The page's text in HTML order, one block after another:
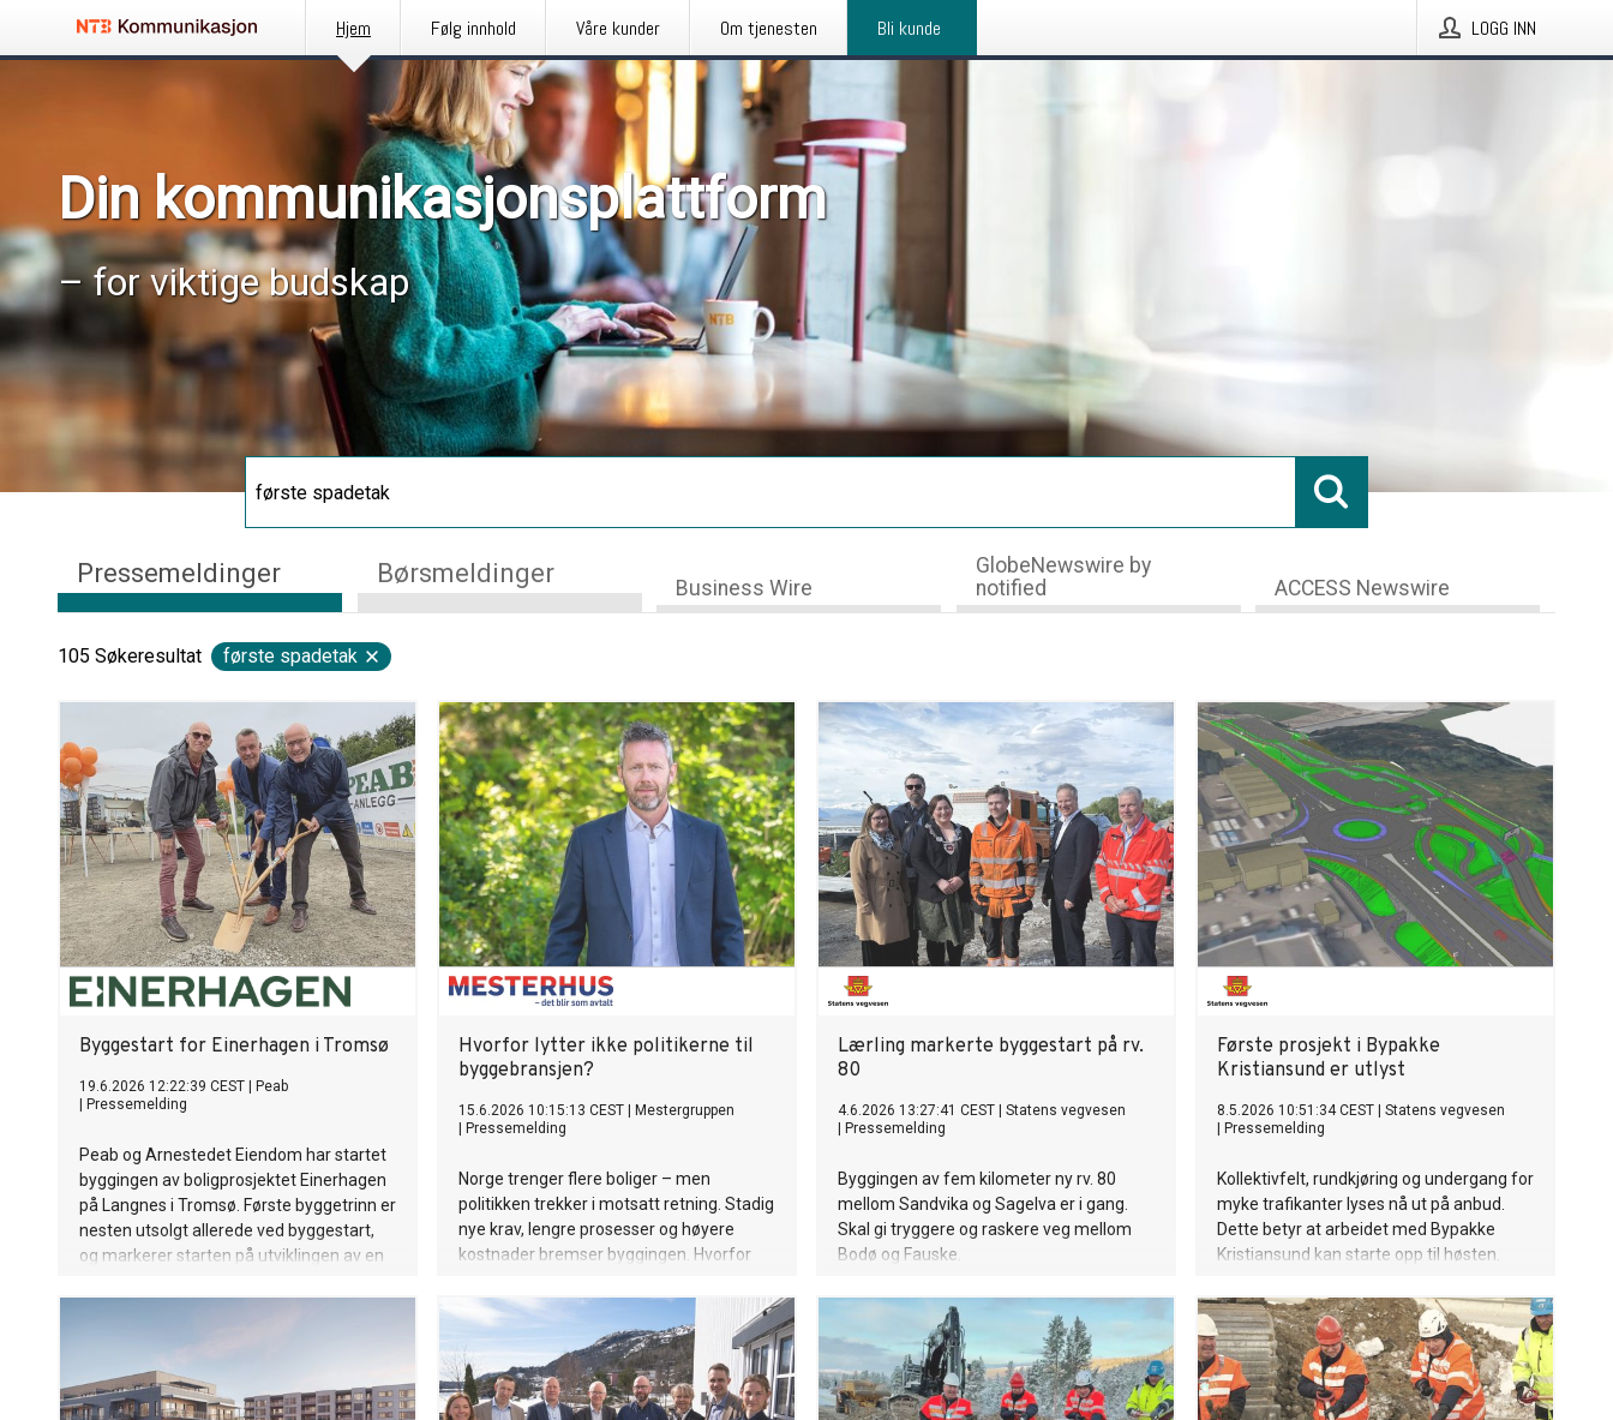
Hjem Følg innhold Våre kunder Om tjenesten Bli kunde LOGG INN
Din kommunikasjonsplattform
– for viktige budskap
Pressemeldinger Børsmeldinger Business Wire
GlobeNewswire by
notified
ACCESS Newswire
105 Søkeresultat første spadetak
Byggestart for Einerhagen i Tromsø
19.6.2026 12:22:39 CEST
Peab
Pressemelding
Peab og Arnestedet Eiendom har startet
byggingen av boligprosjektet Einerhagen
på Langnes i Tromsø. Første byggetrinn er
nesten utsolgt allerede ved byggestart,
og markerer starten på utviklingen av en
Hvorfor lytter ikke politikerne til
byggebransjen?
15.6.2026 10:15:13 CEST
Mestergruppen
Pressemelding
Norge trenger flere boliger – men
politikken trekker i motsatt retning. Stadig
nye krav, lengre prosesser og høyere
kostnader bremser byggingen. Hvorfor
bygger boligene?
Lærling markerte byggestart på rv.
80
4.6.2026 13:27:41 CEST
Statens vegvesen
Pressemelding
Byggingen av fem kilometer ny rv. 80
mellom Sandvika og Sagelva er i gang.
Skal gi tryggere og raskere veg mellom
Bodø og Fauske.
Første prosjekt i Bypakke
Kristiansund er utlyst
8.5.2026 10:51:34 CEST
Statens vegvesen
Pressemelding
Kollektivfelt, rundkjøring og undergang for
myke trafikanter lyses nå ut på anbud.
Dette betyr at arbeidet med Bypakke
Kristiansund kan starte opp til høsten.